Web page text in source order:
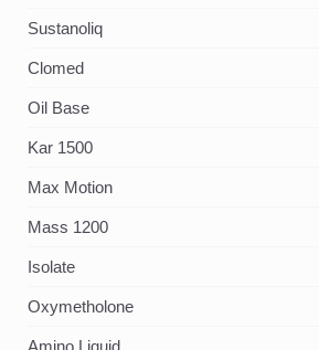
Sustanoliq
Clomed
Oil Base
Kar 1500
Max Motion
Mass 1200
Isolate
Oxymetholone
Amino Liquid